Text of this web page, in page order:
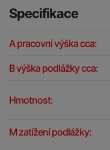
Specifikace
A pracovní výška cca:
B výška podlážky cca:
Hmotnost:
M zatížení podlážky: